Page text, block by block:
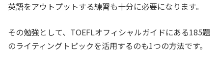
英語をアウトプットする練習も十分に必要になります。
その勉強として、TOEFLオフィシャルガイドにある185題
のライティングトピックを活用するのも1つの方法です。